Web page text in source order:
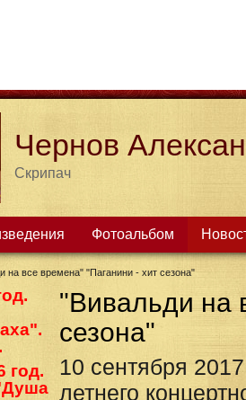
Чернов
Скрипач
Фотоальбом
на все времена" "Паганини - хит сезона"
год.
"Вивальди на
сезона"
10 сентября
летнего